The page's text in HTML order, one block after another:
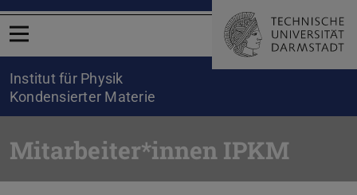
Menü öffnen
Institut für Physik
Kondensierter Materie
Mitarbeiter*innen IPKM